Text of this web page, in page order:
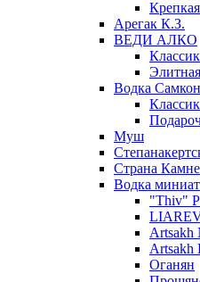
Арегак К.З.
ВЕДИ АЛКО
Элитная
Водка
Муш
Страна
Водка
"Thiv"
Artsakh
Artsakh
Оганян